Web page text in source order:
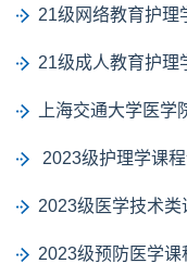
21级网络教育护理
21级成人教育护理
上海交通大学医学院
2023级护理学课
2023级医学技术类
2023级预防医学课